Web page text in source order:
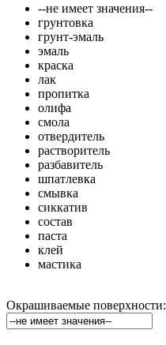
--не имеет значения--
грунтовка
грунт-эмаль
эмаль
краска
лак
пропитка
олифа
смола
отвердитель
растворитель
разбавитель
шпатлевка
смывка
сиккатив
состав
паста
клей
мастика
Окрашиваемые поверхности: